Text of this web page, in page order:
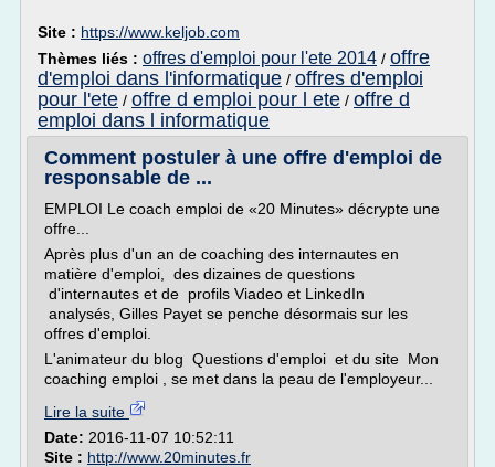
Site : https://www.keljob.com
Thèmes liés : offres d'emploi pour l'ete 2014 / offre
d'emploi dans l'informatique / offres d'emploi
pour l'ete / offre d emploi pour l ete / offre d
emploi dans l informatique
Comment postuler à une offre d'emploi de
responsable de ...
EMPLOI Le coach emploi de «20 Minutes» décrypte une
offre...
Après plus d'un an de coaching des internautes en
matière d'emploi, des dizaines de questions
d'internautes et de profils Viadeo et LinkedIn
analysés, Gilles Payet se penche désormais sur les
offres d'emploi.
L'animateur du blog Questions d'emploi et du site Mon
coaching emploi , se met dans la peau de l'employeur...
Lire la suite
Date: 2016-11-07 10:52:11
Site : http://www.20minutes.fr